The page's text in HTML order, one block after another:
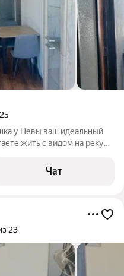
идеальный
жить с видом на реку
Чат
23